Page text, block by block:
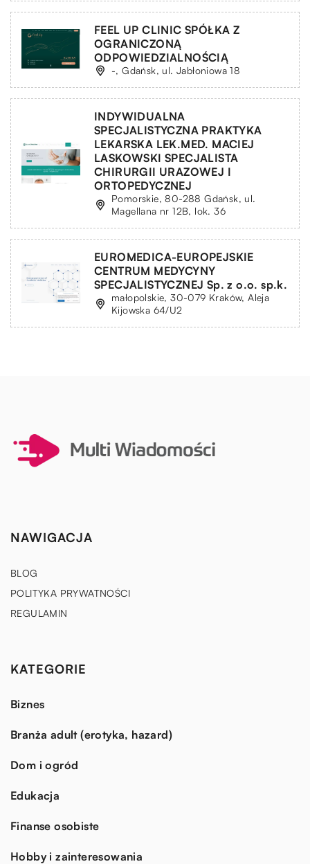
FEEL UP CLINIC SPÓŁKA Z
OGRANICZONĄ
ODPOWIEDZIALNOŚCIĄ
-, Gdańsk, ul. Jabłoniowa 18
INDYWIDUALNA
SPECJALISTYCZNA PRAKTYKA
LEKARSKA LEK.MED. MACIEJ
LASKOWSKI SPECJALISTA
CHIRURGII URAZOWEJ I
ORTOPEDYCZNEJ
Pomorskie, 80-288 Gdańsk, ul.
Magellana nr 12B, lok. 36
EUROMEDICA-EUROPEJSKIE
CENTRUM MEDYCYNY
SPECJALISTYCZNEJ Sp. z o.o. sp.k.
małopolskie, 30-079 Kraków, Aleja
Kijowska 64/U2
NAWIGACJA
BLOG
POLITYKA PRYWATNOŚCI
REGULAMIN
KATEGORIE
Biznes
Branża adult (erotyka, hazard)
Dom i ogród
Edukacja
Finanse osobiste
Hobby i zainteresowania